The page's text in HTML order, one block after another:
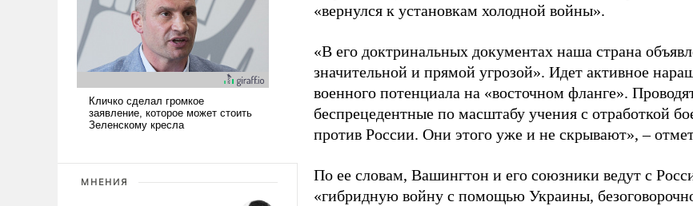
МНЕНИЯ
«вернулся к установкам холодной войны».
«В его доктринальных документах наша страна
значительной и прямой угрозой». Идет активное
военного потенциала на «восточном фланге».
беспрецедентные по масштабу учения с отработкой
против России. Они этого уже и не скрывают», –
По ее словам, Вашингтон и его союзники ведут с
«гибридную войну с помощью Украины,